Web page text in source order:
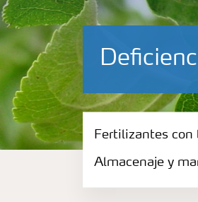
Fertilizantes con
Fertilizantes
Fertilizantes con
Almacenaje y